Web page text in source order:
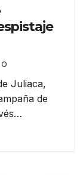
Juliaca,
de